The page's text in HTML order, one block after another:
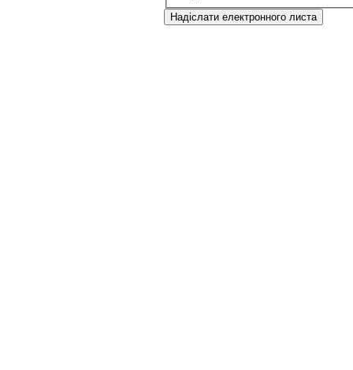
Надіслати електронного листа